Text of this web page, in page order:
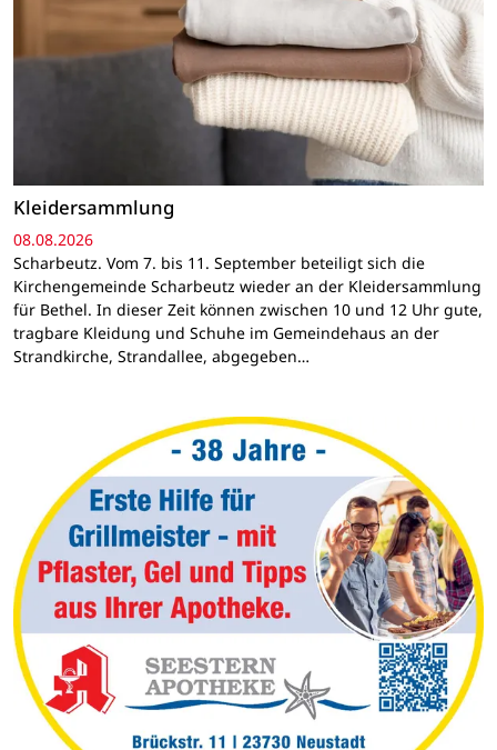
Kleidersammlung
08.08.2026
Scharbeutz. Vom 7. bis 11. September beteiligt sich die
Kirchengemeinde Scharbeutz wieder an der Kleidersammlung
für Bethel. In dieser Zeit können zwischen 10 und 12 Uhr gute,
tragbare Kleidung und Schuhe im Gemeindehaus an der
Strandkirche, Strandallee, abgegeben…